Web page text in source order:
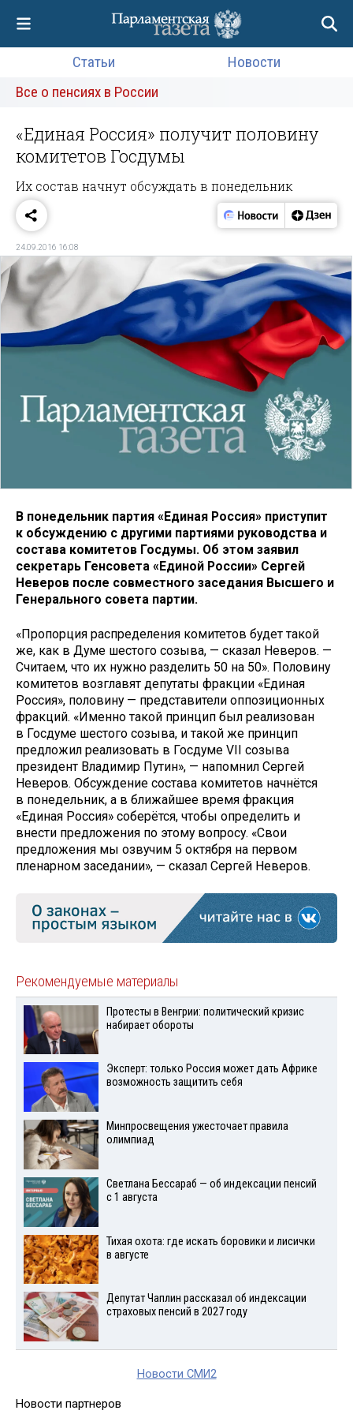
Статьи
Новости
Все о пенсиях в России
«Единая Россия» получит половину
комитетов Госдумы
Их состав начнут обсуждать в понедельник
24.09.2016 16:08
В понедельник партия «Единая Россия» приступит
к обсуждению с другими партиями руководства и
состава комитетов Госдумы. Об этом заявил
секретарь Генсовета «Единой России» Сергей
Неверов после совместного заседания Высшего и
Генерального совета партии.
«Пропорция распределения комитетов будет такой
же, как в Думе шестого созыва, — сказал Неверов. —
Считаем, что их нужно разделить 50 на 50». Половину
комитетов возглавят депутаты фракции «Единая
Россия», половину — представители оппозиционных
фракций. «Именно такой принцип был реализован
в Госдуме шестого созыва, и такой же принцип
предложил реализовать в Госдуме VII созыва
президент Владимир Путин», — напомнил Сергей
Неверов. Обсуждение состава комитетов начнётся
в понедельник, а в ближайшее время фракция
«Единая Россия» соберётся, чтобы определить и
внести предложения по этому вопросу. «Свои
предложения мы озвучим 5 октября на первом
пленарном заседании», — сказал Сергей Неверов.
Рекомендуемые материалы
Протесты в Венгрии: политический кризис
набирает обороты
Эксперт: только Россия может дать Африке
возможность защитить себя
Минпросвещения ужесточает правила
олимпиад
Светлана Бессараб — об индексации пенсий
с 1 августа
Тихая охота: где искать боровики и лисички
в августе
Депутат Чаплин рассказал об индексации
страховых пенсий в 2027 году
Новости СМИ2
Новости партнеров